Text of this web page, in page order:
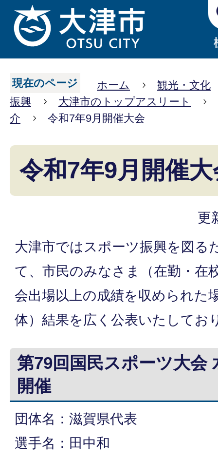
現在のページ ホーム
観光・文化
振興
大津市のトップアスリート
介
令和7年9月開催大会
令和7年9月開催
更
大津市ではスポーツ振興を図る
て、市民のみなさま（在勤・在
会出場以上の成績を収められた
体）結果を広く公表いたしてお
第79回国民スポーツ大会
開催
団体名：滋賀県代表
選手名：田中和